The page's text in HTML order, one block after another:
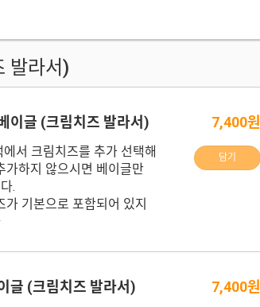
발라서)
이글 (크림치즈 발라서)
서 크림치즈를 추가 선택해
가하지 않으시면 베이글만
.
가 기본으로 포함되어 있지
7,400원
담기
글 (크림치즈 발라서) 7,400원